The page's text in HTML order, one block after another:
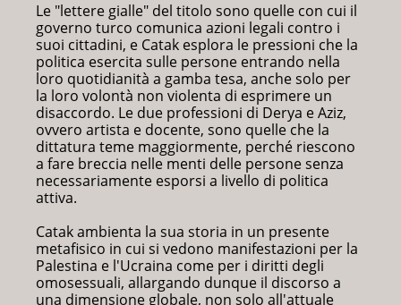
Le "lettere gialle" del titolo sono quelle con cui il
governo turco comunica azioni legali contro i
suoi cittadini, e Catak esplora le pressioni che la
politica esercita sulle persone entrando nella
loro quotidianità a gamba tesa, anche solo per
la loro volontà non violenta di esprimere un
disaccordo. Le due professioni di Derya e Aziz,
ovvero artista e docente, sono quelle che la
dittatura teme maggiormente, perché riescono
a fare breccia nelle menti delle persone senza
necessariamente esporsi a livello di politica
attiva.
Catak ambienta la sua storia in un presente
metafisico in cui si vedono manifestazioni per la
Palestina e l'Ucraina come per i diritti degli
omosessuali, allargando dunque il discorso a
una dimensione globale, non solo all'attuale